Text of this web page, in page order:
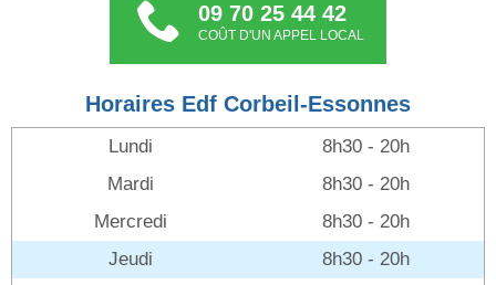
09 70 25 44 42
COÛT D'UN APPEL LOCAL
Horaires Edf Corbeil-Essonnes
Lundi
8h30 - 20h
Mardi
8h30 - 20h
Mercredi
8h30 - 20h
Jeudi
8h30 - 20h